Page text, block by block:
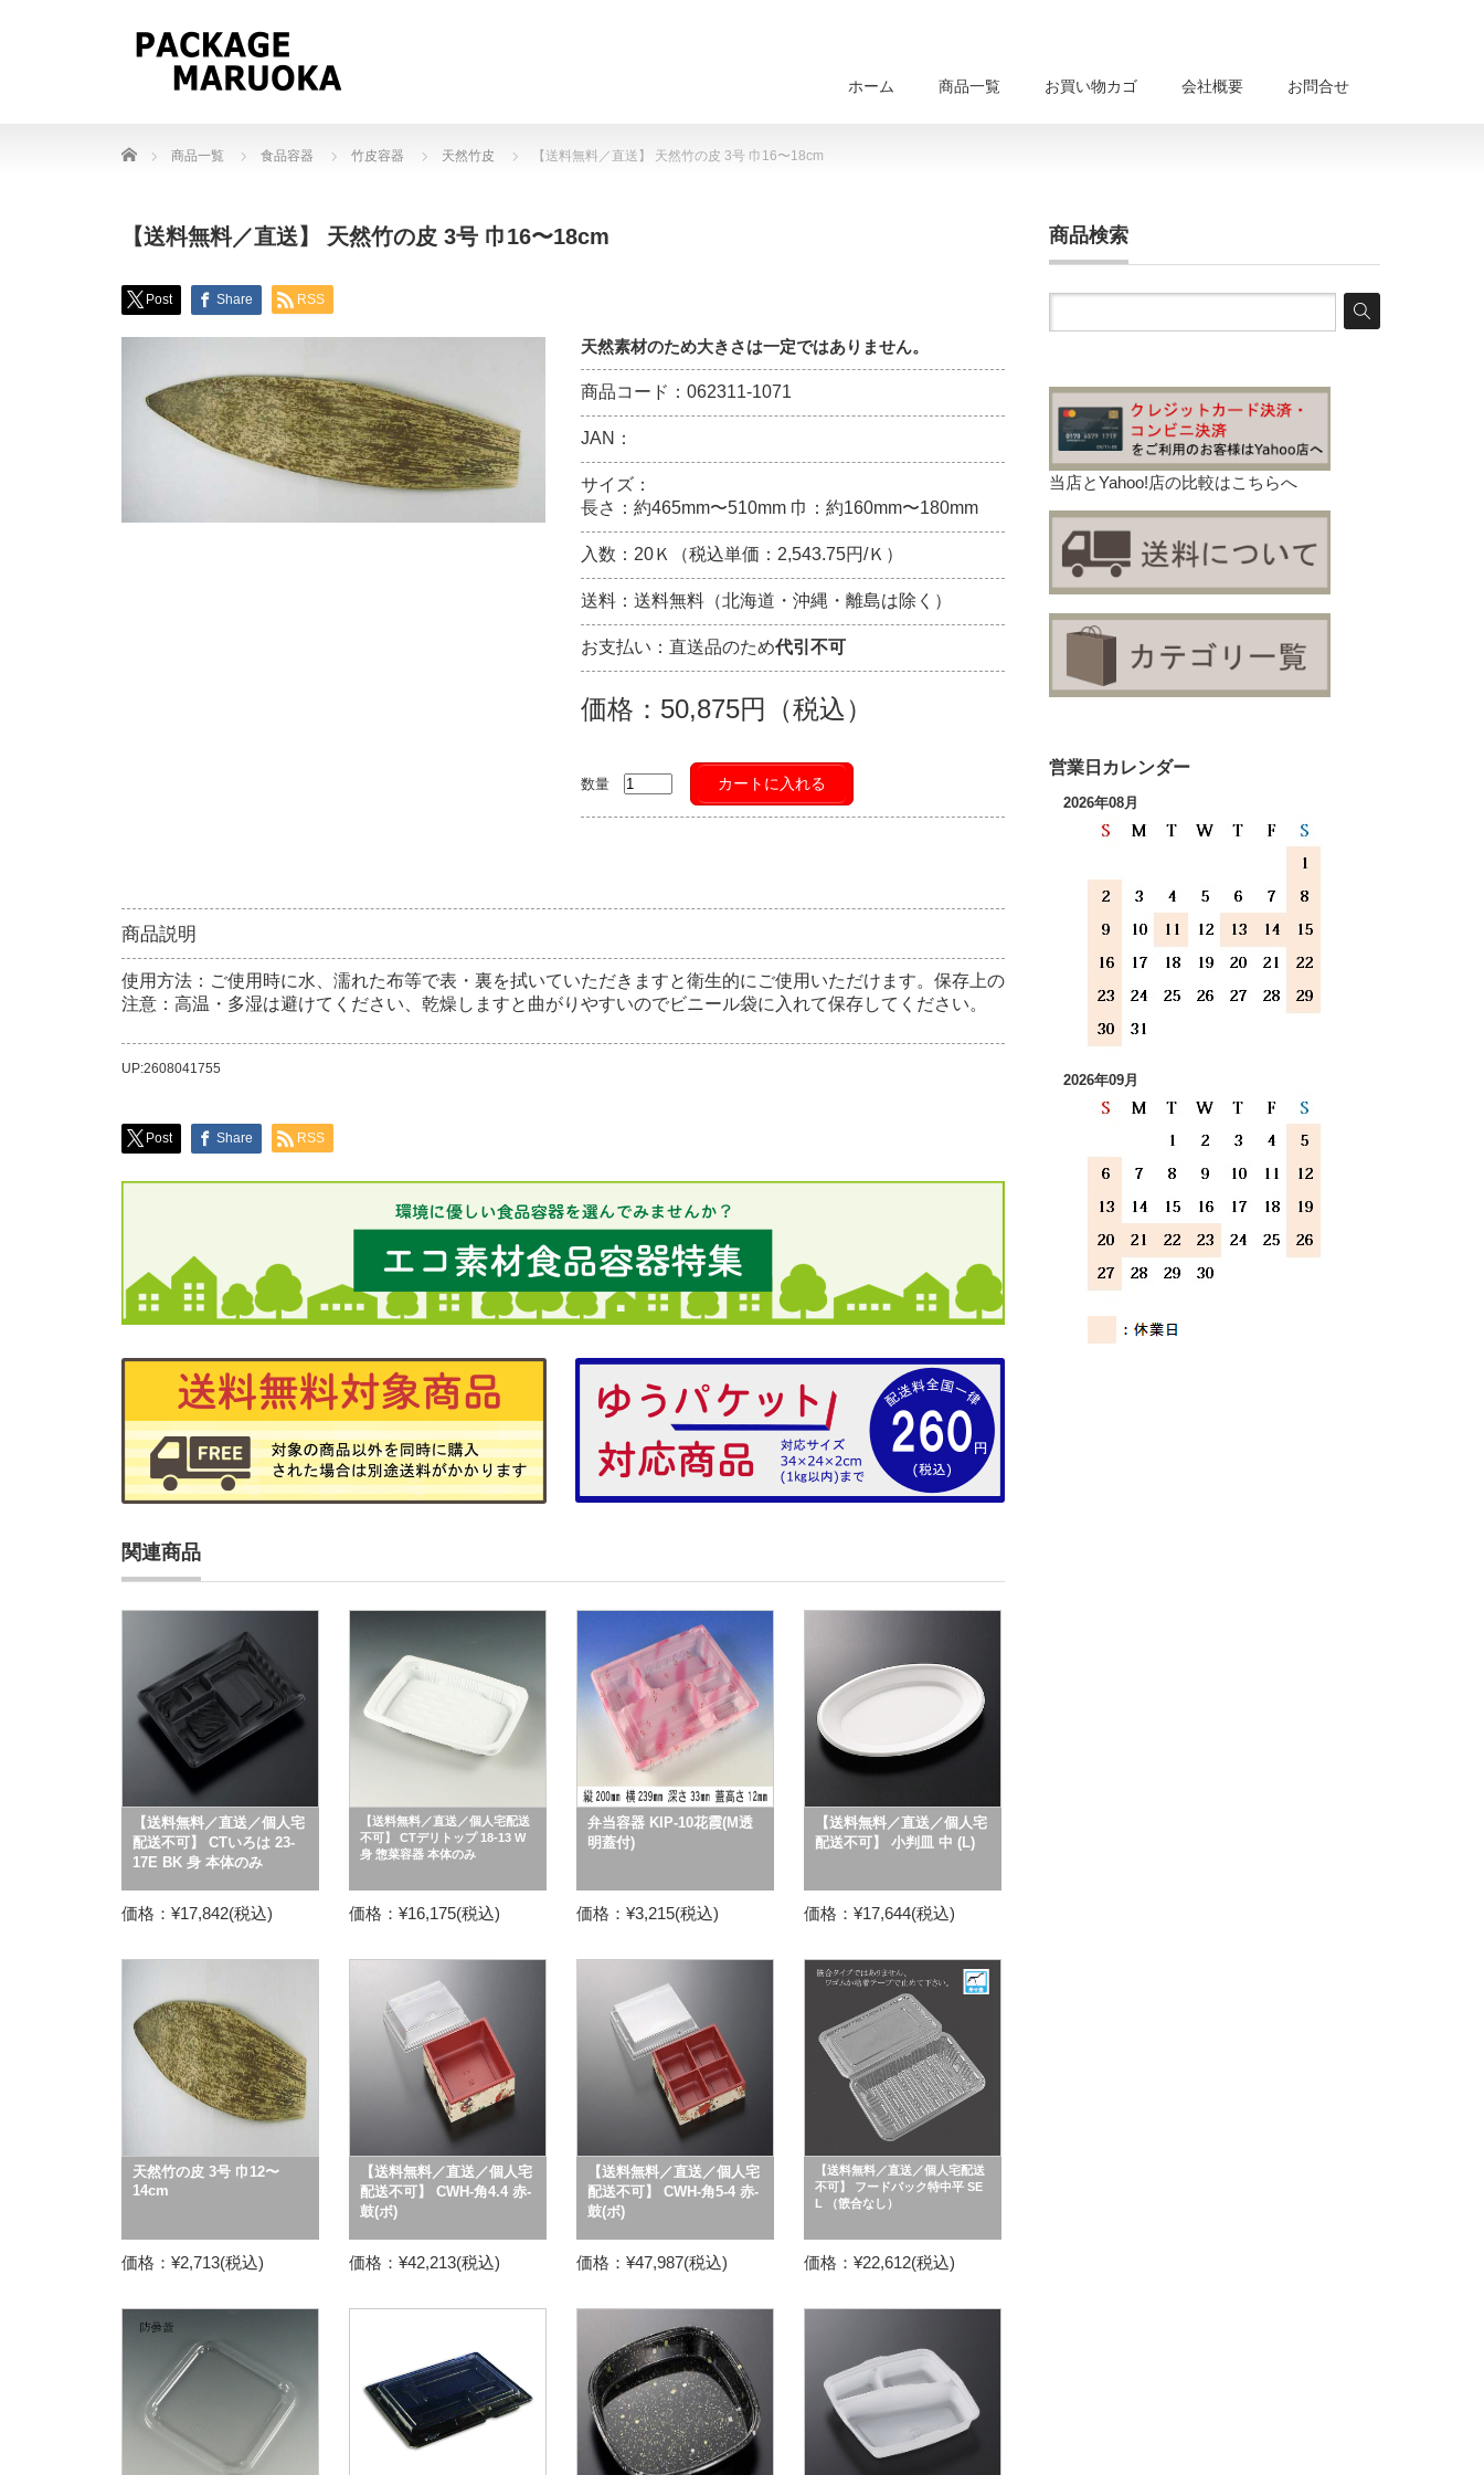
ホーム 商品一覧 お買い物カゴ 会社概要 お問合せ
Home 商品一覧 食品容器 竹皮容器 天然竹皮 【送料無料／直送】 天然竹の皮 3号 巾16〜18cm
【送料無料／直送】 天然竹の皮 3号 巾16〜18cm
Post Share RSS
天然素材のため大きさは一定ではありません。
商品コード：062311-1071
JAN：
サイズ：
長さ：約465mm〜510mm 巾：約160mm〜180mm
入数：20Ｋ（税込単価：2,543.75円/Ｋ）
送料：送料無料（北海道・沖縄・離島は除く）
お支払い：直送品のため代引不可
価格：50,875円（税込）
数量 カートに入れる
商品説明
使用方法：ご使用時に水、濡れた布等で表・裏を拭いていただきますと衛生的にご使用いただけます。保存上の
注意：高温・多湿は避けてください、乾燥しますと曲がりやすいのでビニール袋に入れて保存してください。
UP:2608041755
Post Share RSS
関連商品
【送料無料／直送／個人宅
配送不可】 CTいろは 23-
17E BK 身 本体のみ
価格：¥17,842(税込)
【送料無料／直送／個人宅配送
不可】 CTデリトップ 18-13 W
身 惣菜容器 本体のみ
価格：¥16,175(税込)
弁当容器 KIP-10花霞(M透
明蓋付)
価格：¥3,215(税込)
【送料無料／直送／個人宅
配送不可】 小判皿 中 (L)
価格：¥17,644(税込)
天然竹の皮 3号 巾12〜
14cm
価格：¥2,713(税込)
【送料無料／直送／個人宅
配送不可】 CWH-角4.4 赤-
鼓(ボ)
価格：¥42,213(税込)
【送料無料／直送／個人宅
配送不可】 CWH-角5-4 赤-
鼓(ボ)
価格：¥47,987(税込)
【送料無料／直送／個人宅配送
不可】 フードパック特中平 SE
L （篏合なし）
価格：¥22,612(税込)
商品検索
当店とYahoo!店の比較はこちらへ
営業日カレンダー
2026年08月
2026年09月